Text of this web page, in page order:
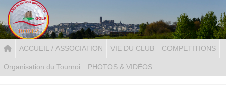
ACCUEIL / ASSOCIATION VIE DU CLUB COMPETITIONS
Organisation du Tournoi PHOTOS & VIDÉOS
Panneau de gestion des cookies